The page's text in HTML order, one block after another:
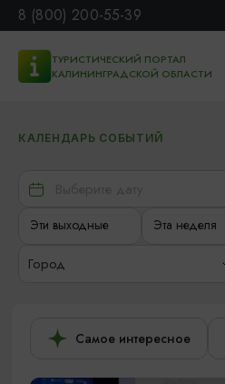
8 (800) 200-55-39
ТУРИСТИЧЕСКИЙ ПОРТАЛ
КАЛИНИНГРАДСКОЙ ОБЛАСТИ
КАЛЕНДАРЬ СОБЫТИЙ
Эти выходные Эта неделя
Город
Самое интересное